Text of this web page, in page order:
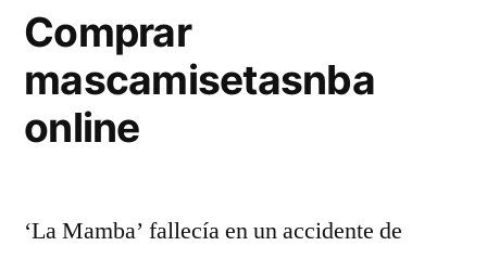
Comprar
mascamisetasnba
online
‘La Mamba’ fallecía en un accidente de